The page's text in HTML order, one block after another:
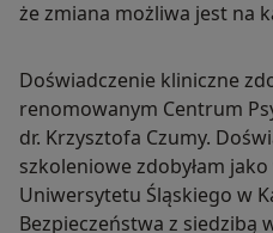
że zmiana możliwa jest na
Doświadczenie kliniczne
renomowanym Centrum
dr. Krzysztofa Czumy.
szkoleniowe zdobyłam
Uniwersytetu Śląskiego w
Bezpieczeństwa z siedzibą